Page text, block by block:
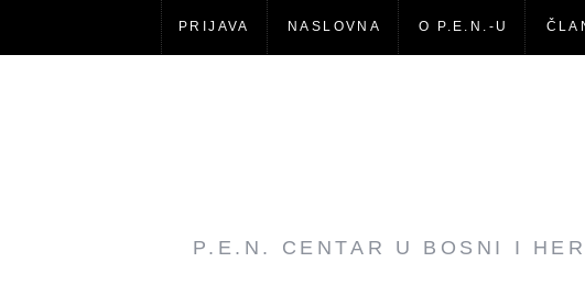
PRIJAVA NASLOVNA O P.E.N.-U
P.E.N. CENTAR U BOSNI I